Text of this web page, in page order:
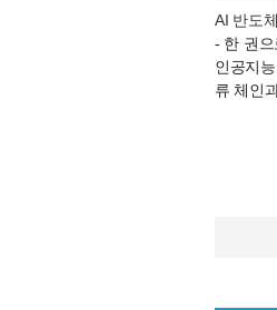
AI 반도
- 한 권
인공지
류 체인